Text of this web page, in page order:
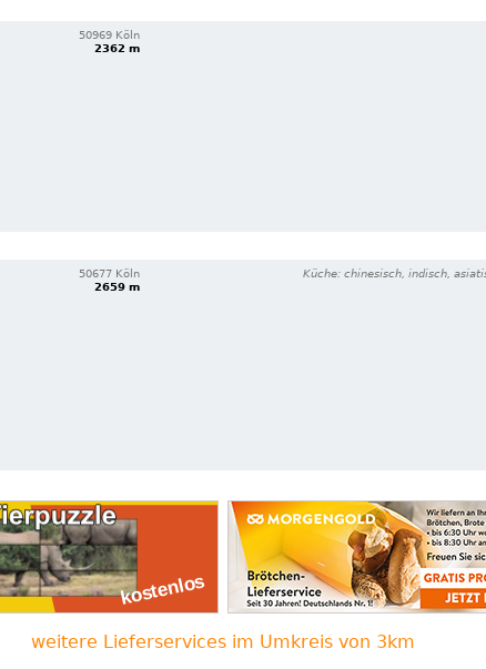
50969 Köln
2362 m
50677 Köln
2659 m
Küche: chinesisch, indisch,
weitere Lieferservices im Umkreis von 3km